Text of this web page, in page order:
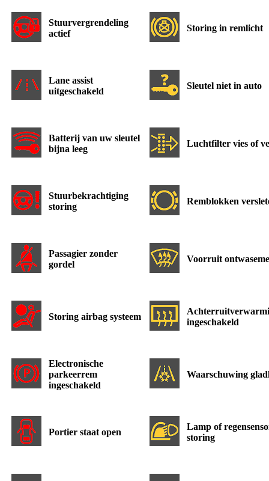
Stuurvergrendeling
actief
Storing in remlicht
Lane assist
uitgeschakeld
Sleutel niet in auto
Batterij van uw sleutel
bijna leeg
Luchtfilter vies of
Stuurbekrachtiging
storing
Remblokken
Passagier zonder
gordel
Voorruit
Storing airbag systeem
ingeschakeld
Electronische
parkeerrem
ingeschakeld
Waarschuwing
Portier staat open
Lamp of
storing